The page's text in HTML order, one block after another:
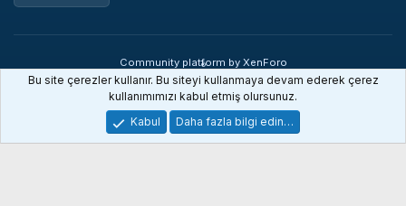
Community platform by XenForo
®
© 2010-2026 XenForo Ltd.
XenDev Forum İstatistik sistemi
Bu site çerezler kullanır. Bu siteyi kullanmaya devam ederek çerez
kullanımımızı kabul etmiş olursunuz.
Kabul
Daha fazla bilgi edin…